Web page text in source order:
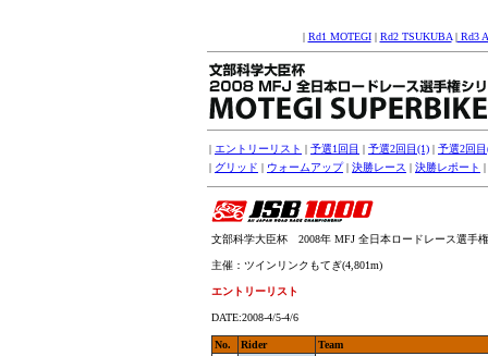
| Rd1 MOTEGI| Rd2 TSUKUBA|Rd3
| エントリーリスト | 予選1回目 | 予選2回目(1) | 予選2回目
| グリッド | ウォームアップ| 決勝レース | 決勝レポート |
文部科学大臣杯 2008年 MFJ 全日本ロードレース選手
主催：ツインリンクもてぎ(4,801m)
エントリーリスト
DATE:2008-4/5-4/6
No. Rider
Team